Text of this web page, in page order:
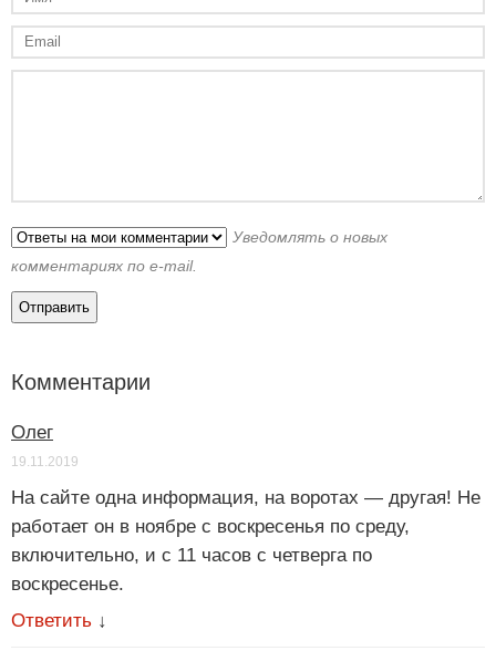
Уведомлять о новых
комментариях по e-mail.
Комментарии
Олег
19.11.2019
На сайте одна информация, на воротах — другая! Не
работает он в ноябре с воскресенья по среду,
включительно, и с 11 часов с четверга по
воскресенье.
Ответить ↓